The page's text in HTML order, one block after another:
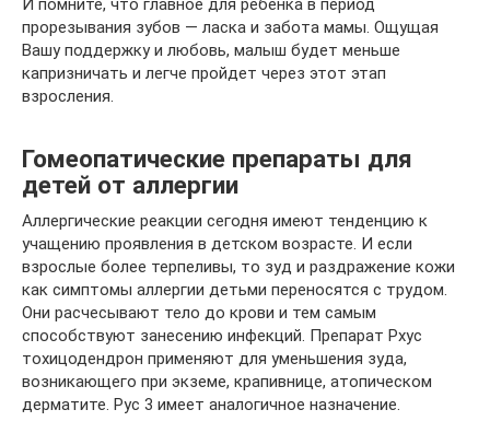
И помните, что главное для ребенка в период
прорезывания зубов — ласка и забота мамы. Ощущая
Вашу поддержку и любовь, малыш будет меньше
капризничать и легче пройдет через этот этап
взросления.
Гомеопатические препараты для
детей от аллергии
Аллергические реакции сегодня имеют тенденцию к
учащению проявления в детском возрасте. И если
взрослые более терпеливы, то зуд и раздражение кожи
как симптомы аллергии детьми переносятся с трудом.
Они расчесывают тело до крови и тем самым
способствуют занесению инфекций. Препарат Рхус
тохицодендрон применяют для уменьшения зуда,
возникающего при экземе, крапивнице, атопическом
дерматите. Рус 3 имеет аналогичное назначение.